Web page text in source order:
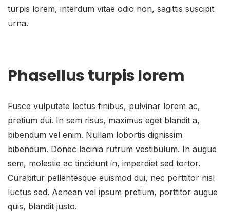
turpis lorem, interdum vitae odio non, sagittis suscipit
urna.
Phasellus turpis lorem
Fusce vulputate lectus finibus, pulvinar lorem ac,
pretium dui. In sem risus, maximus eget blandit a,
bibendum vel enim. Nullam lobortis dignissim
bibendum. Donec lacinia rutrum vestibulum. In augue
sem, molestie ac tincidunt in, imperdiet sed tortor.
Curabitur pellentesque euismod dui, nec porttitor nisl
luctus sed. Aenean vel ipsum pretium, porttitor augue
quis, blandit justo.